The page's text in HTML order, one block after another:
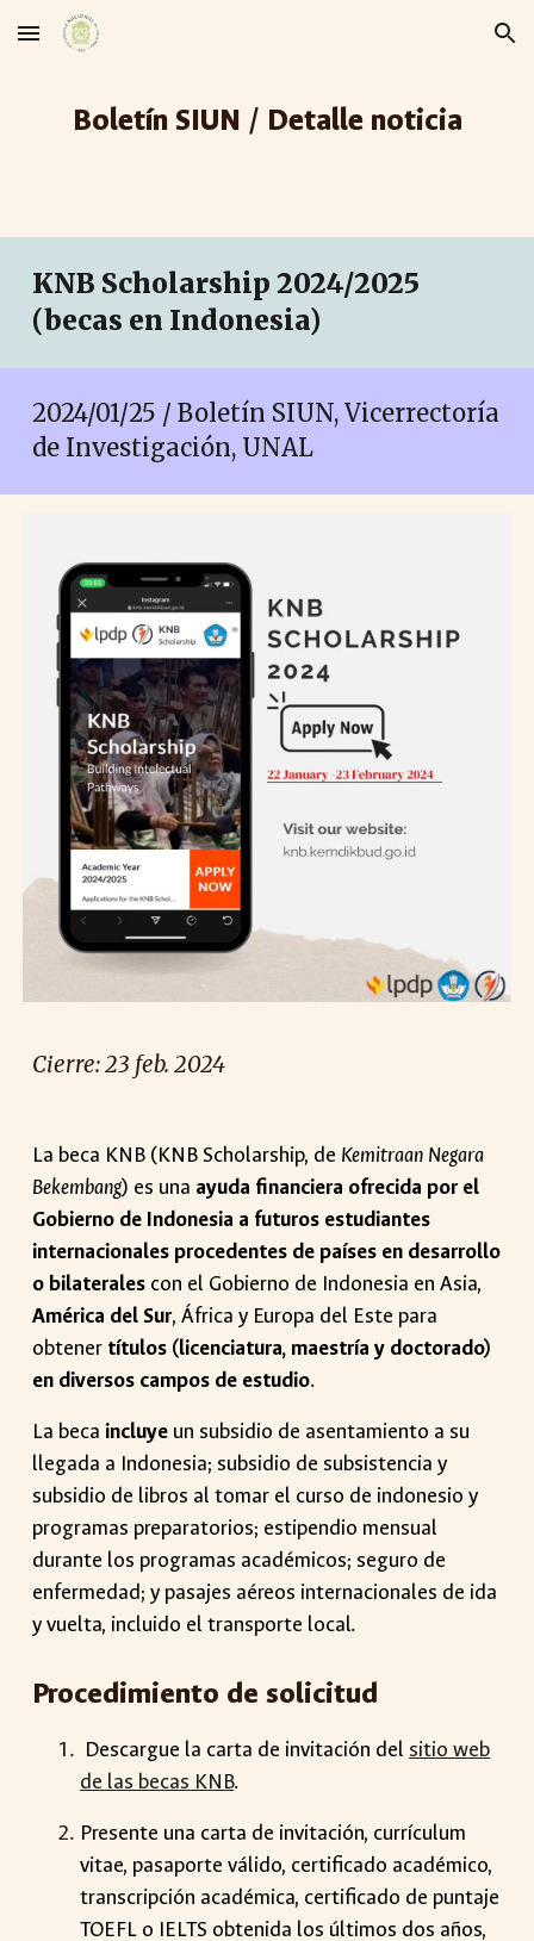
Skip to main content Skip to navigation
Boletín SIUN / Detalle noticia
KNB Scholarship 2024/2025
(becas en Indonesia)
2024/01/25 / Boletín SIUN, Vicerrectoría
de Investigación, UNAL
Cierre:23 feb. 2024
La beca KNB (KNB Scholarship, de Kemitraan Negara
Bekembang) es una ayuda financiera ofrecida por el
Gobierno de Indonesia a futuros estudiantes
internacionales procedentes de países en desarrollo
o bilaterales con el Gobierno de Indonesia en Asia,
América del Sur, África y Europa del Este para
obtener títulos (licenciatura, maestría y doctorado)
en diversos campos de estudio.
La becaincluye un subsidio de asentamiento a su
llegada a Indonesia; subsidio de subsistencia y
subsidio de libros al tomar el curso de indonesio y
programas preparatorios; estipendio mensual
durante los programas académicos; seguro de
enfermedad; y pasajes aéreos internacionales de ida
y vuelta, incluido el transporte local.
Procedimiento de solicitud
Descargue la carta de invitación del sitio web
de las becas KNB.
Presente una carta de invitación, currículum
vitae, pasaporte válido, certificado académico,
transcripción académica, certificado de puntaje
TOEFL o IELTS obtenida los últimos dos años,